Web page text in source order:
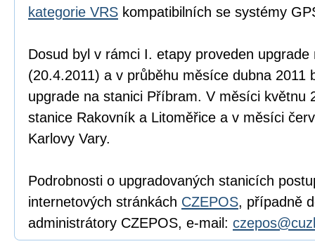
kategorie VRS kompatibilních se systémy
Dosud byl v rámci I. etapy proveden upgrade
(20.4.2011) a v průběhu měsíce dubna 2011
upgrade na stanici Příbram. V měsíci květnu
stanice Rakovník a Litoměřice a v měsíci
Karlovy Vary.
Podrobnosti o upgradovaných stanicích
internetových stránkách CZEPOS, případně
administrátory CZEPOS, e-mail: